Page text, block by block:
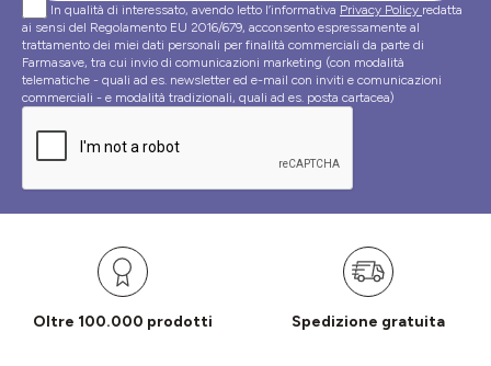
In qualità di interessato, avendo letto l’informativa Privacy Policy redatta
ai sensi del Regolamento EU 2016/679, acconsento espressamente al
trattamento dei miei dati personali per finalità commerciali da parte di
Farmasave, tra cui invio di comunicazioni marketing (con modalità
telematiche - quali ad es. newsletter ed e-mail con inviti e comunicazioni
commerciali - e modalità tradizionali, quali ad es. posta cartacea)
Oltre 100.000 prodotti Spedizione gratuita